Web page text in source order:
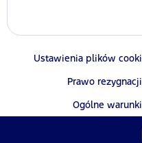
Ustawienia plików
Prawo rezygnacji
Ogólne